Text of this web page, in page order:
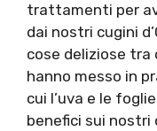
trattamenti per
dai nostri cugini
cose deliziose tra
hanno messo in
cui l’uva e le
benefici sui nostri